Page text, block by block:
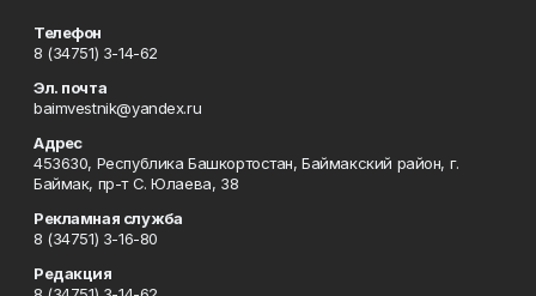
Телефон
8 (34751) 3-14-62
Эл. почта
baimvestnik@yandex.ru
Адрес
453630, Республика Башкортостан, Баймакский район, г.
Баймак, пр-т С. Юлаева, 38
Рекламная служба
8 (34751) 3-16-80
Редакция